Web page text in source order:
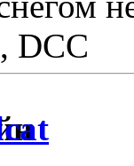
DCC